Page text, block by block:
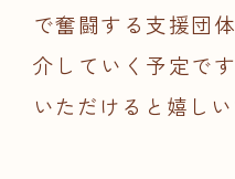
で奮闘する支援団
介していく予定で
いただけると嬉しい